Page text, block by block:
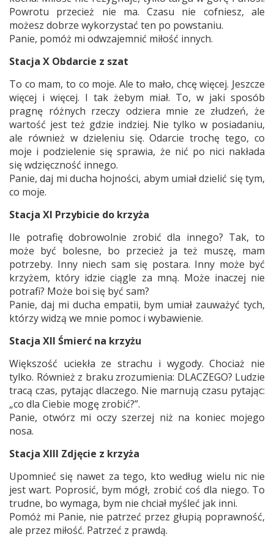
Powrotu przecież nie ma. Czasu nie cofniesz, ale
możesz dobrze wykorzystać ten po powstaniu.
Panie, pomóż mi odwzajemnić miłość innych.
Stacja X Obdarcie z szat
To co mam, to co moje. Ale to mało, chcę więcej. Jeszcze
więcej i więcej. I tak żebym miał. To, w jaki sposób
pragnę różnych rzeczy odziera mnie ze złudzeń, że
wartość jest też gdzie indziej. Nie tylko w posiadaniu,
ale również w dzieleniu się. Odarcie trochę tego, co
moje i podzielenie się sprawia, że nić po nici nakłada
się wdzięczność innego.
Panie, daj mi ducha hojności, abym umiał dzielić się tym,
co moje.
Stacja XI Przybicie do krzyża
Ile potrafię dobrowolnie zrobić dla innego? Tak, to
może być bolesne, bo przecież ja też muszę, mam
potrzeby. Inny niech sam się postara. Inny może być
krzyżem, który idzie ciągle za mną. Może inaczej nie
potrafi? Może boi się być sam?
Panie, daj mi ducha empatii, bym umiał zauważyć tych,
którzy widzą we mnie pomoc i wybawienie.
Stacja XII Śmierć na krzyżu
Większość uciekła ze strachu i wygody. Chociaż nie
tylko. Również z braku zrozumienia: DLACZEGO? Ludzie
tracą czas, pytając dlaczego. Nie marnują czasu pytając:
„co dla Ciebie mogę zrobić?”.
Panie, otwórz mi oczy szerzej niż na koniec mojego
nosa.
Stacja XIII Zdjęcie z krzyża
Upomnieć się nawet za tego, kto według wielu nic nie
jest wart. Poprosić, bym mógł, zrobić coś dla niego. To
trudne, bo wymaga, bym nie chciał myśleć jak inni.
Pomóż mi Panie, nie patrzeć przez głupią poprawność,
ale przez miłość. Patrzeć z prawdą.